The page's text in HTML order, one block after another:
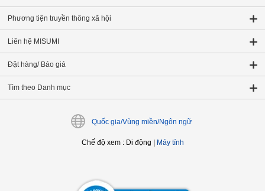
Phương tiện truyền thông xã hội
Liên hệ MISUMI
Đặt hàng/ Báo giá
Tìm theo Danh mục
Quốc gia/Vùng miền/Ngôn ngữ
Chế độ xem: Di động Máy tính